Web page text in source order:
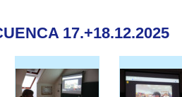
17.+18.12.2025